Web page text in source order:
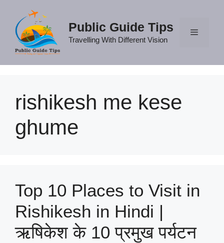
content
Public Guide Tips
Travelling With Different Vision
rishikesh me kese
ghume
Top 10 Places to Visit in
Rishikesh in Hindi |
ऋषिकेश के 10 प्रमुख पर्यटन